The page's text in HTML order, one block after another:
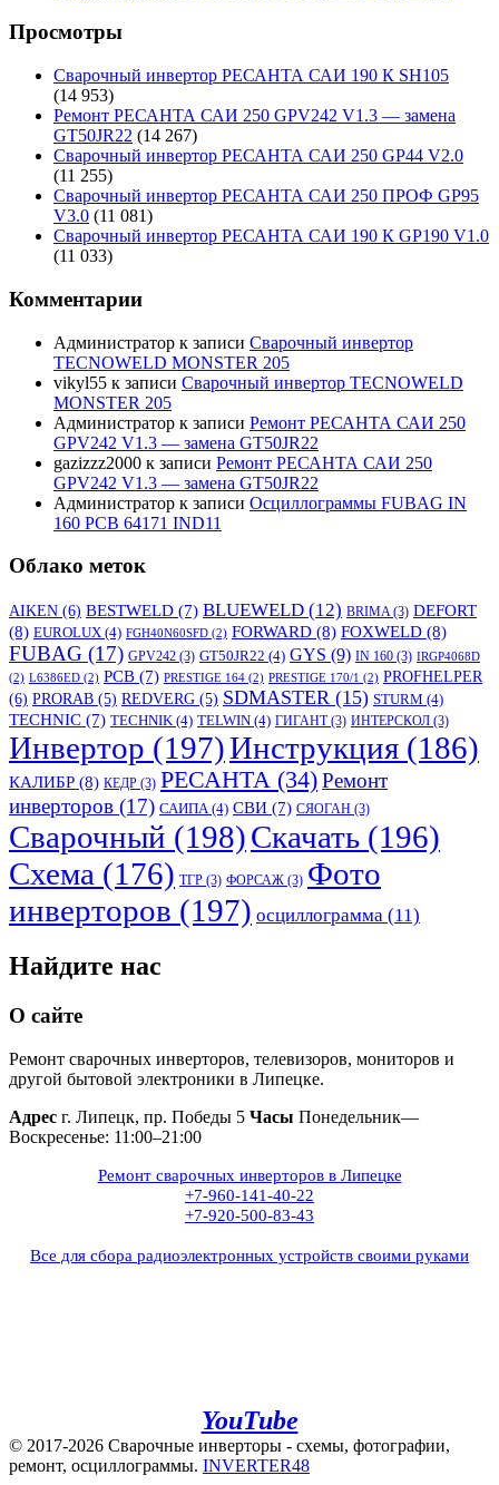
Просмотры
Сварочный инвертор РЕСАНТА САИ 190 К SH105
(14 953)
Ремонт РЕСАНТА САИ 250 GPV242 V1.3 — замена
GT50JR22 (14 267)
Сварочный инвертор РЕСАНТА САИ 250 GP44 V2.0
(11 255)
Сварочный инвертор РЕСАНТА САИ 250 ПРОФ GP95
V3.0 (11 081)
Сварочный инвертор РЕСАНТА САИ 190 К GP190 V1.0
(11 033)
Комментарии
Администратор к записи Сварочный инвертор
TECNOWELD MONSTER 205
vikyl55 к записи Сварочный инвертор TECNOWELD
MONSTER 205
Администратор к записи Ремонт РЕСАНТА САИ 250
GPV242 V1.3 — замена GT50JR22
gazizzz2000 к записи Ремонт РЕСАНТА САИ 250
GPV242 V1.3 — замена GT50JR22
Администратор к записи Осциллограммы FUBAG IN
160 PCB 64171 IND11
Облако меток
AIKEN (6) BESTWELD (7) BLUEWELD (12) BRIMA(3) DEFORT
(8) EUROLUX (4) FGH40N60SFD (2) FORWARD (8) FOXWELD (8)
FUBAG (17) GPV242 (3) GT50JR22 (4) GYS (9) IN 160 (3) IRGP4068D
(2) L6386ED (2) PCB (7) PRESTIGE 164 (2) PRESTIGE 170/1 (2) PROFHELPER
(6) PRORAB (5) REDVERG (5) SDMASTER (15) STURM (4)
TECHNIC (7) TECHNIK (4) TELWIN (4) ГИГАНТ(3) ИНТЕРСКОЛ (3)
Инвертор (197)Инструкция (186)
КАЛИБР (8) КЕДР (3) РЕСАНТА (34)Ремонт
инверторов (17) САИПА(4) СВИ (7) СЯОГАН (3)
Сварочный (198)Скачать (196)
Схема (176) ТГР (3) ФОРСАЖ (3) Фото
инверторов (197) осциллограмма (11)
Найдите нас
О сайте
Ремонт сварочных инверторов, телевизоров, мониторов и
другой бытовой электроники в Липецке.
Адрес г. Липецк, пр. Победы 5 Часы Понедельник—
Воскресенье: 11:00–21:00
Ремонт сварочных инверторов в Липецке
+7-960-141-40-22
+7-920-500-83-43
Все для сбора радиоэлектронных устройств своими руками
YouTube
© 2017-2026 Сварочные инверторы - схемы, фотографии,
ремонт, осциллограммы. INVERTER48